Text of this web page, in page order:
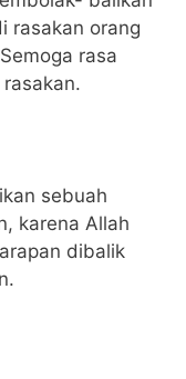
rasakan orang
rasa
sebuah
karena Allah
dibalik